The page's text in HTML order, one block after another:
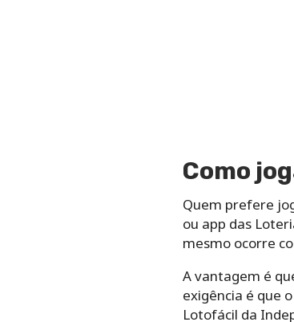
Como
Quem prefere
ou app das
mesmo ocorre
A vantagem é
exigência é que
Lotofácil da